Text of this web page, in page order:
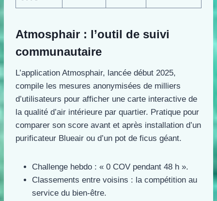
Atmosphair : l’outil de suivi
communautaire
L’application Atmosphair, lancée début 2025,
compile les mesures anonymisées de milliers
d’utilisateurs pour afficher une carte interactive de
la qualité d’air intérieure par quartier. Pratique pour
comparer son score avant et après installation d’un
purificateur Blueair ou d’un pot de ficus géant.
Challenge hebdo : « 0 COV pendant 48 h ».
Classements entre voisins : la compétition au
service du bien-être.